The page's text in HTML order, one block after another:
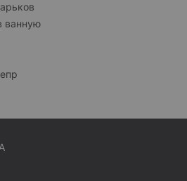
ванную